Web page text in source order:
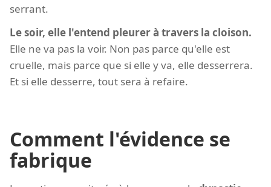
serrant.
Le soir, elle l'entend pleurer à travers la cloison.
Elle ne va pas la voir. Non pas parce qu'elle est
cruelle, mais parce que si elle y va, elle desserrera.
Et si elle desserre, tout sera à refaire.
Comment l'évidence se
fabrique